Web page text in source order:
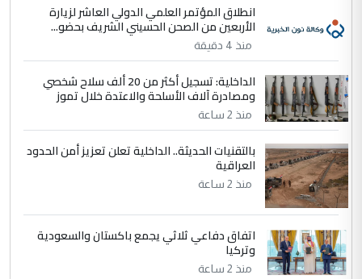
الموضوع :
وزير الصحة يعفي مدير مستشفى الكرخ
العام في بغداد
4 سردار
التعليق : واحد من عصابة علي ماما يسقط
ابا فرات ...
الموضوع :
الجواهري يرد على صدام حسين سل
مضجعيك يابن الزنا (نص كامل)
5 سردار
التعليق : واحد من عصابة علي ماما يسقط
انطلاق المؤتمر العلمي الدولي العاشر لزيارة
الأربعين من الصحن الحسيني الشريف بحضو...
منذ 4 دقيقة
الداخلية: تسجيل أكثر من 20 ألف سلاح شخصي
ومصادرة آلاف الأسلحة والاعتدة خلال تموز
منذ 2 ساعة
بالتقنيات الحديثة.. الداخلية تعلن تعزيز أمن الحدود
العراقية
منذ 2 ساعة
اتفاق دفاعي ثلاثي يجمع باكستان والسعودية
وتركيا
منذ 2 ساعة